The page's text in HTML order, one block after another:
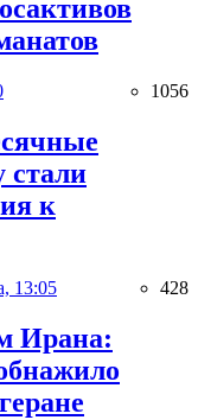
1056
стали
к
13:05 428
Ирана: